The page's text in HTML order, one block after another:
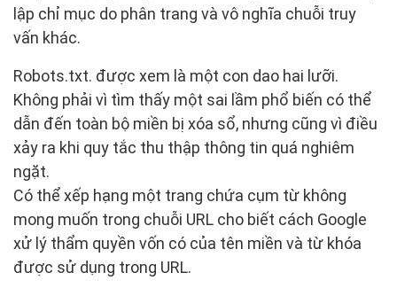
lập chỉ mục do phân trang và vô nghĩa chuỗi truy
vấn khác.
Robots.txt. được xem là một con dao hai lưỡi.
Không phải vì tìm thấy một sai lầm phổ biến có thể
dẫn đến toàn bộ miền bị xóa sổ, nhưng cũng vì điều
xảy ra khi quy tắc thu thập thông tin quá nghiêm
ngặt.
Có thể xếp hạng một trang chứa cụm từ không
mong muốn trong chuỗi URL cho biết cách Google
xử lý thẩm quyền vốn có của tên miền và từ khóa
được sử dụng trong URL.